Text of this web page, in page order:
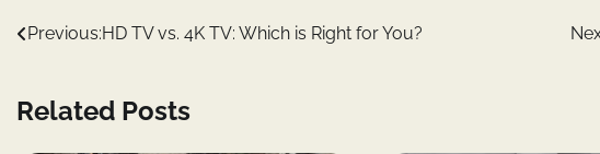
Indlægsnavigation
Previous:HD TV vs. 4K TV: Which is Right for You?
Related Posts